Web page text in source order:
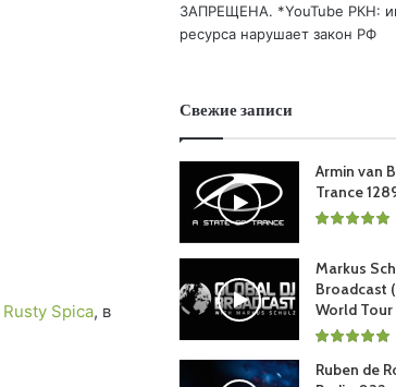
Rusty Spica, в
ЗАПРЕЩЕНА. *YouTube РКН:
ресурса нарушает закон РФ
Свежие записи
Armin van
Trance
Markus
Broadcast
World Tour
Ruben de